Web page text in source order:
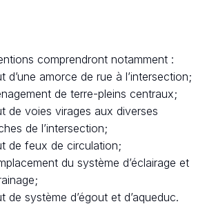
comprendront notamment :
d’une amorce de rue à l’intersection;
de terre-pleins centraux;
de voies virages aux diverses
de l’intersection;
de feux de circulation;
du système d’éclairage et
de système d’égout et d’aqueduc.